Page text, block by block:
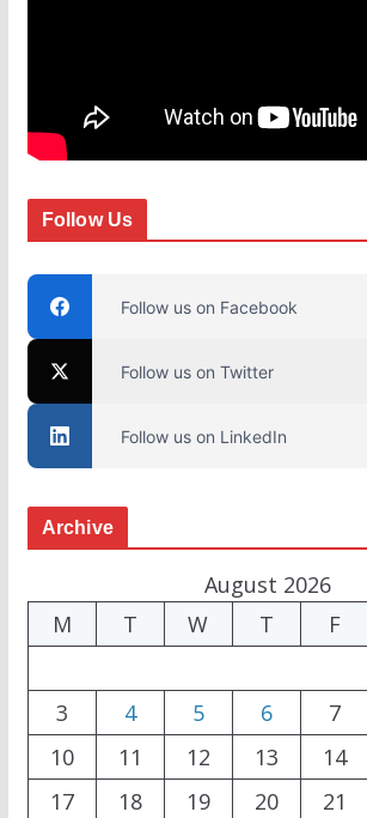
Follow Us
Follow us on Facebook
Follow us on Twitter
Follow us on LinkedIn
Archive
August 2026
M
T W T F
3
4 5 6 7
10
11 12 13 14
17
18 19 20 21